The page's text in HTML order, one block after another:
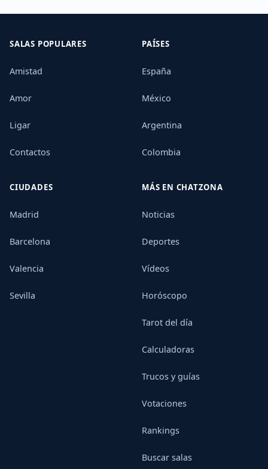
SALAS POPULARES
Amistad
Amor
Ligar
Contactos
PAÍSES
España
México
Argentina
Colombia
CIUDADES
Madrid
Barcelona
Valencia
Sevilla
MÁS EN CHATZONA
Noticias
Deportes
Vídeos
Horóscopo
Tarot del día
Calculadoras
Trucos y guías
Votaciones
Rankings
Buscar salas